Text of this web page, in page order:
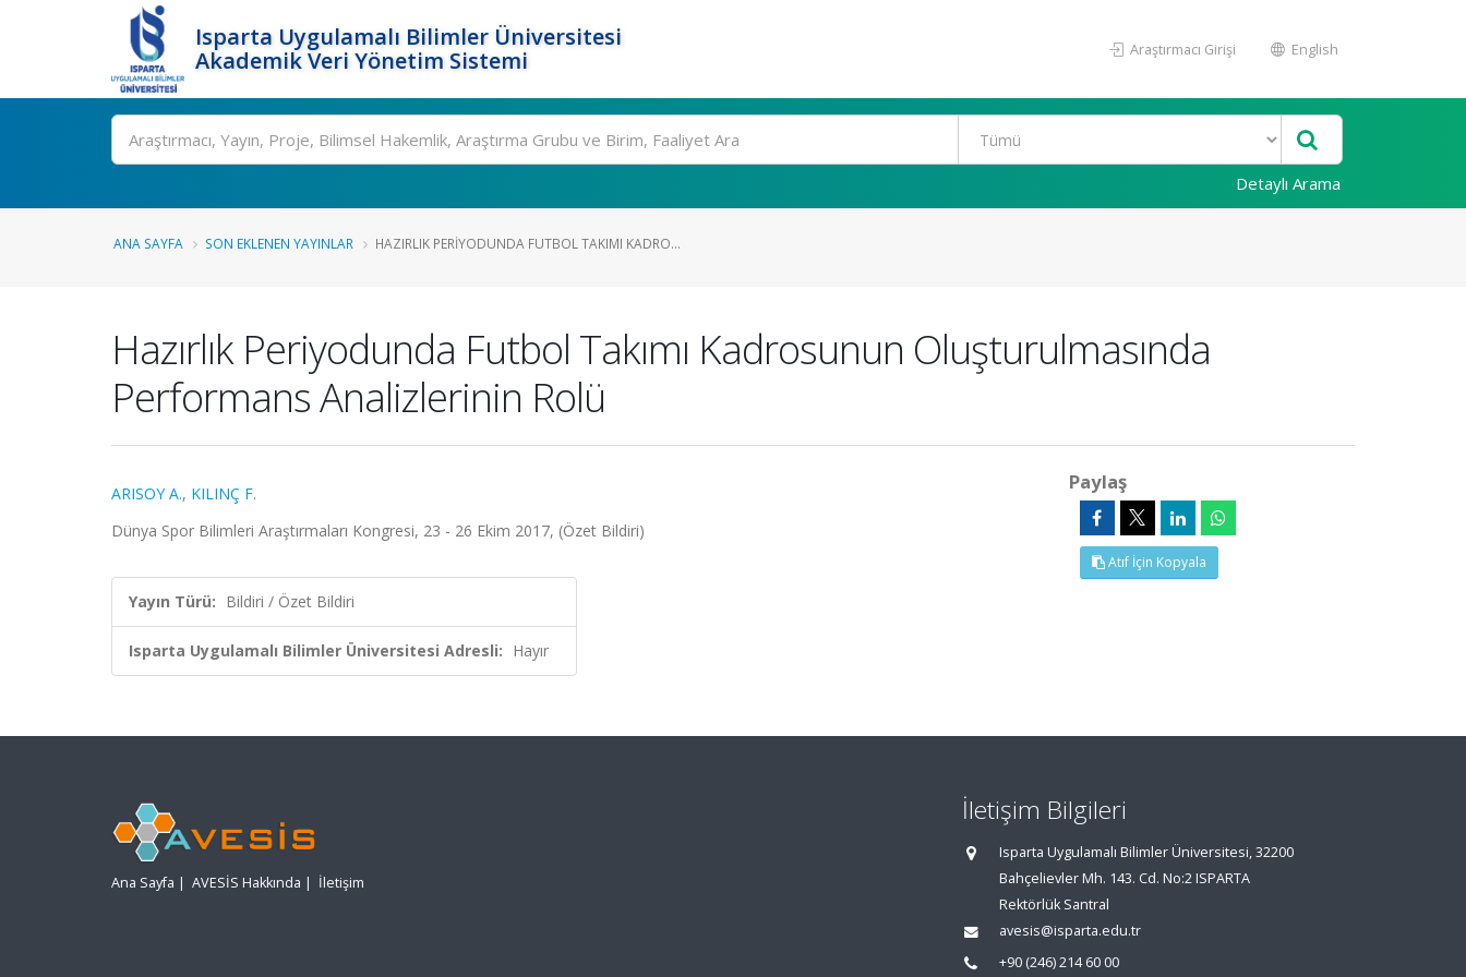
Isparta Uygulamalı Bilimler Üniversitesi
Akademik Veri Yönetim Sistemi
Araştırmacı Girişi English
Ara
Detaylı Arama
ANA SAYFA SON EKLENEN YAYINLAR HAZIRLIK PERIYODUNDA FUTBOL TAKIMI KADRO...
Hazırlık Periyodunda Futbol Takımı Kadrosunun Oluşturulmasında
Performans Analizlerinin Rolü
ARISOY A., KILINÇ F.
Dünya Spor Bilimleri Araştırmaları Kongresi, 23 - 26 Ekim 2017, (Özet Bildiri)
Yayın Türü: Bildiri / Özet Bildiri
Isparta Uygulamalı Bilimler Üniversitesi Adresli: Hayır
Paylaş
Atıf İçin Kopyala
Ana Sayfa | AVESİS Hakkında | İletişim
İletişim Bilgileri
Isparta Uygulamalı Bilimler Üniversitesi, 32200
Bahçelievler Mh. 143. Cd. No:2 ISPARTA
Rektörlük Santral
avesis@isparta.edu.tr
+90 (246) 214 60 00